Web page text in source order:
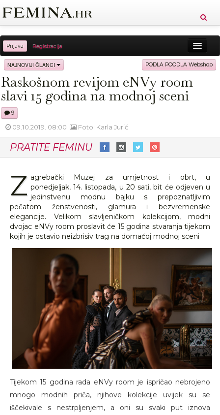
Prijava Registracija
Sreća Zdravlje Vitkost
Moda Ljubav Relax Putovanja Recepti
Proizvodi Cool
NAJNOVIJI ČLANCI PODLA POODLA Webshop
Raskošnom revijom eNVy room
slavi 15 godina na modnoj sceni
9
09.10.2019. 08:00 Foto: Karla Jurić
PRATITE FEMINU
Z agrebački Muzej za umjetnost i obrt, u
ponedjeljak, 14. listopada, u 20 sati, bit će odjeven u
jedinstvenu modnu bajku s prepoznatljivim
pečatom ženstvenosti, glamura i bezvremenske
elegancije. Velikom slavljeničkom kolekcijom, modni
dvojac eNVy room proslavit će 15 godina stvaranja tijekom
kojih je ostavio neizbrisiv trag na domaćoj modnoj sceni
Tijekom 15 godina rada eNVy room je ispričao nebrojeno
mnogo modnih priča, njihove kolekcije uvijek su se
iščekivale s nestrpljenjem, a oni su svaki put iznova